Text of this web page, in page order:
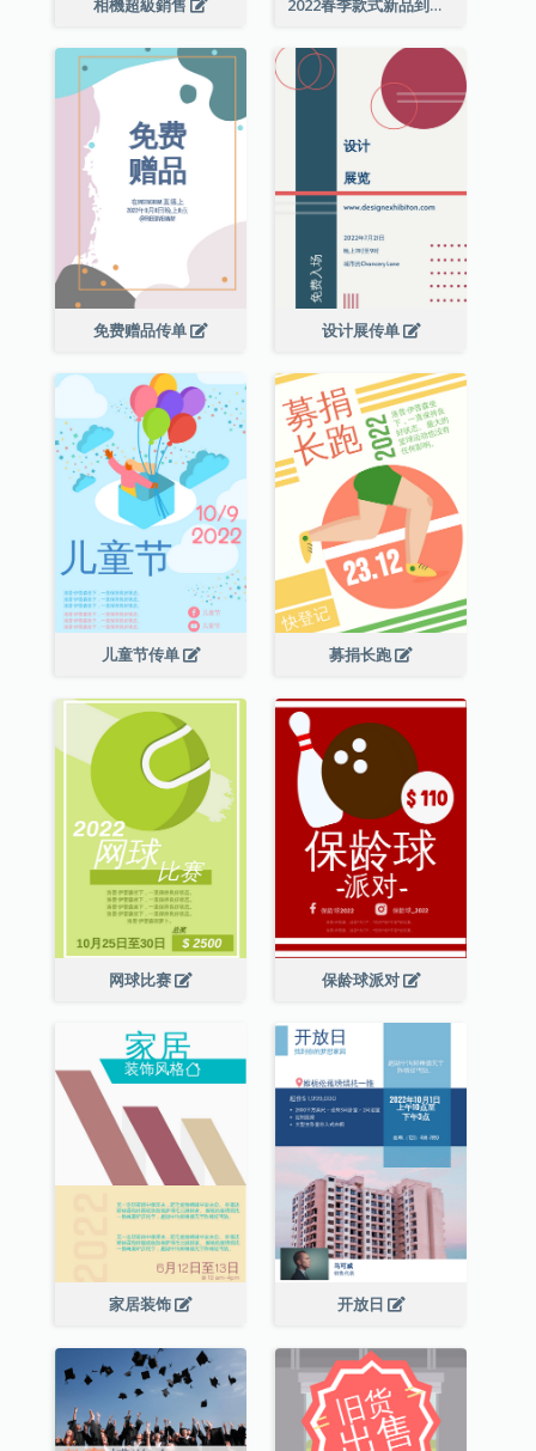
相機超級銷售 2022春季款式新品到店宣传单张
免费赠品传单 设计展传单
儿童节传单 募捐长跑
网球比赛 保龄球派对
家居装饰 开放日